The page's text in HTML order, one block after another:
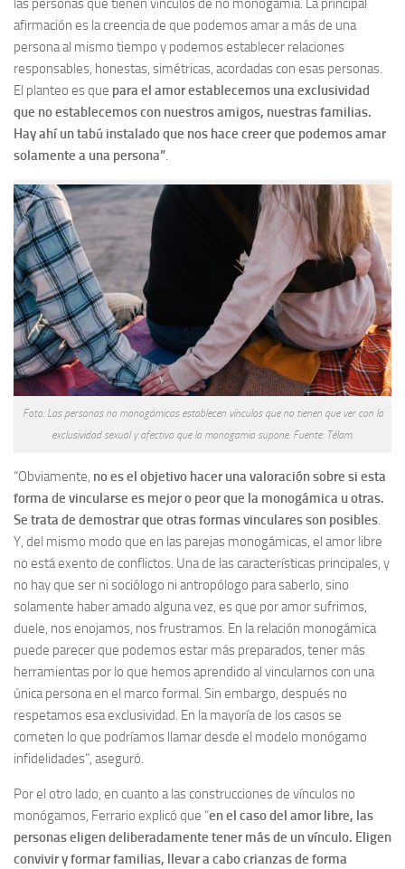
afirmación es la creencia de que podemos amar a más de una
persona al mismo tiempo y podemos establecer relaciones
responsables, honestas, simétricas, acordadas con esas personas.
El planteo es que para el amor establecemos una exclusividad
que no establecemos con nuestros amigos, nuestras familias.
Hay ahí un tabú instalado que nos hace creer que podemos amar
solamente a una persona”
Foto: Las personas no monogámicas establecen vínculos que no tienen que ver con la
exclusividad sexual y afectiva que la monogamia supone. Fuente: Télam.
“Obviamente, no es el objetivo hacer una valoración sobre si esta
forma de vincularse es mejor o peor que la monogámica u otras.
Se trata de demostrar que otras formas vinculares son posibles.
Y, del mismo modo que en las parejas monogámicas, el amor libre
no está exento de conflictos. Una de las características principales, y
no hay que ser ni sociólogo ni antropólogo para saberlo, sino
solamente haber amado alguna vez, es que por amor sufrimos,
duele, nos enojamos, nos frustramos. En la relación monogámica
puede parecer que podemos estar más preparados, tener más
herramientas por lo que hemos aprendido al vincularnos con una
única persona en el marco formal. Sin embargo, después no
respetamos esa exclusividad. En la mayoría de los casos se
cometen lo que podríamos llamar desde el modelo monógamo
infidelidades”, aseguró.
Por el otro lado, en cuanto a las construcciones de vínculos no
monógamos, Ferrario explicó que “en el caso del amor libre, las
personas eligen deliberadamente tener más de un vínculo. Eligen
convivir y formar familias, llevar a cabo crianzas de forma